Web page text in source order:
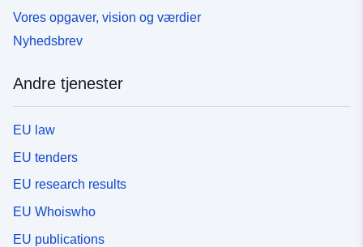
Vores opgaver, vision og værdier
Nyhedsbrev
Andre tjenester
EU law
EU tenders
EU research results
EU Whoiswho
EU publications